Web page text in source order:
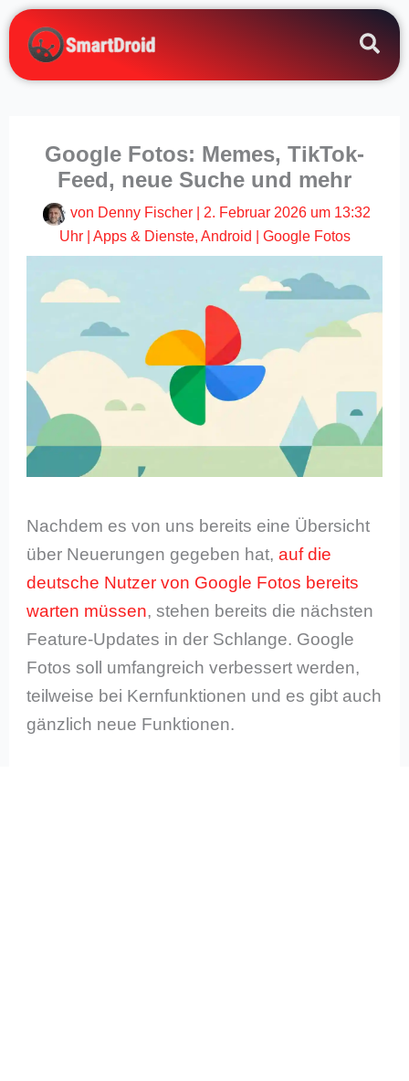
Zum
Inhalt
springen
Google Fotos: Memes, TikTok-
Feed, neue Suche und mehr
von Denny Fischer
2. Februar 2026 um 13:32
Uhr| Apps & Dienste, Android Google Fotos
Nachdem es von uns bereits eine Übersicht
über Neuerungen gegeben hat,auf die
deutsche Nutzer von Google Fotos bereits
warten müssen, stehen bereits die nächsten
Feature-Updates in der Schlange. Google
Fotos soll umfangreich verbessert werden,
teilweise bei Kernfunktionen und es gibt auch
gänzlich neue Funktionen.